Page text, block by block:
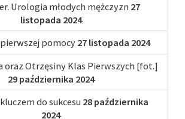
Urologia młodych mężczyzn 27
listopada 2024
pomocy 27 listopada 2024
oraz Otrzęsiny Klas Pierwszych [fot.]
29 października 2024
do sukcesu 28 października
2024